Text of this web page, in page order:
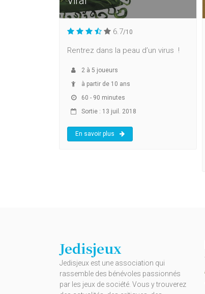
6.7/10
Rentrez dans la peau d’un virus !
2 à 5 joueurs
à partir de 10 ans
60 - 90 minutes
Sortie : 13 juil. 2018
En savoir plus
Jedisjeux
Jedisjeux est une association qui
rassemble des bénévoles passionnés
par les jeux de société. Vous y trouverez